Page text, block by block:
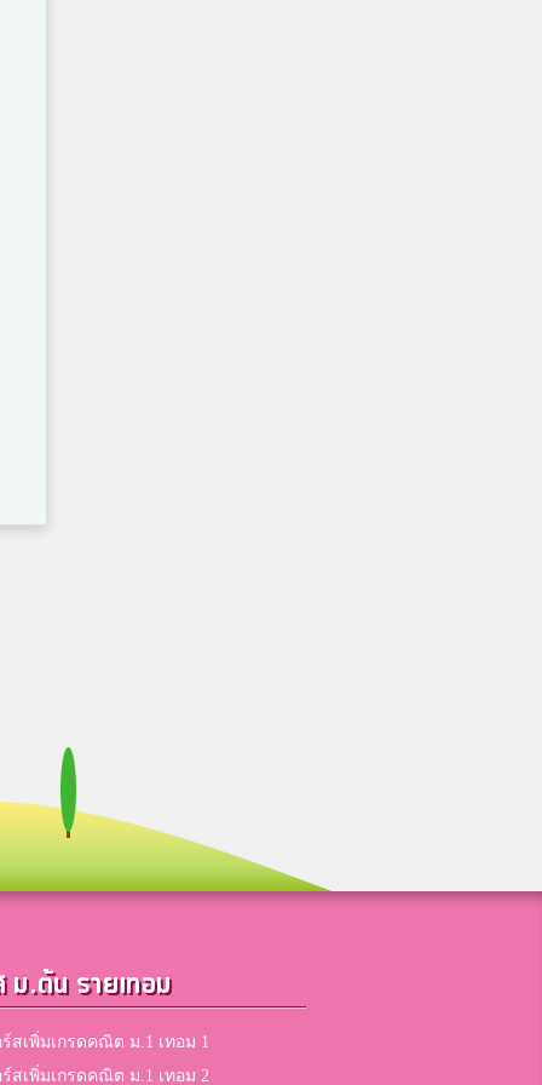
ม.ต้น รายเทอม
สเพิ่มเกรดคณิต ม.1 เทอม 1
สเพิ่มเกรดคณิต ม.1 เทอม 2